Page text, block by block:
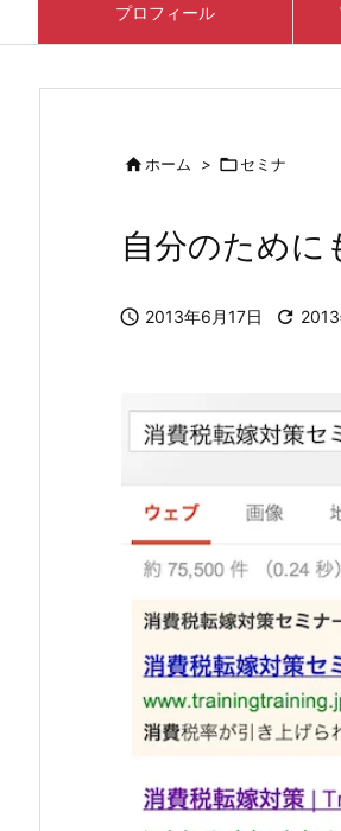
プロフィール
ホーム > セミナ
自分のために
 2013年6月17日 